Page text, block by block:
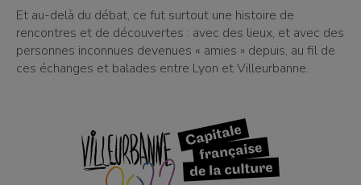
Et au-delà du débat, ce fut surtout une histoire de
rencontres et de découvertes : avec des lieux, et avec des
personnes inconnues devenues « amies » depuis, au fil de
ces échanges et balades entre Lyon et Villeurbanne.